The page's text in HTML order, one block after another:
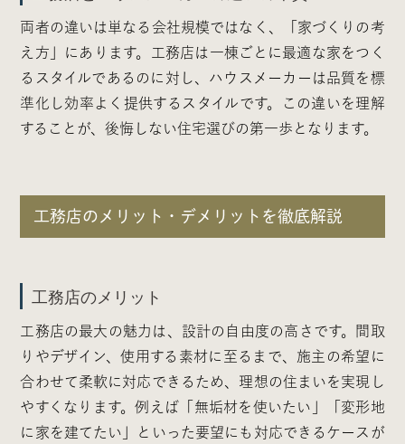
両者の違いは単なる会社規模ではなく、「家づくりの考
え方」にあります。工務店は一棟ごとに最適な家をつく
るスタイルであるのに対し、ハウスメーカーは品質を標
準化し効率よく提供するスタイルです。この違いを理解
することが、後悔しない住宅選びの第一歩となります。
工務店のメリット・デメリットを徹底解説
工務店のメリット
工務店の最大の魅力は、設計の自由度の高さです。間取
りやデザイン、使用する素材に至るまで、施主の希望に
合わせて柔軟に対応できるため、理想の住まいを実現し
やすくなります。例えば「無垢材を使いたい」「変形地
に家を建てたい」といった要望にも対応できるケースが